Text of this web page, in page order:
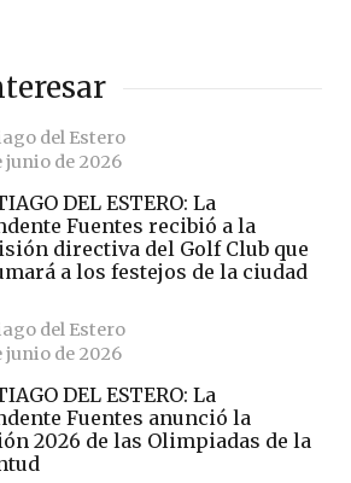
del Estero
junio de 2026
DEL ESTERO: La
Fuentes recibió a la
directiva del Golf Club que
a los festejos de la ciudad
del Estero
junio de 2026
DEL ESTERO: La
Fuentes anunció la
2026 de las Olimpiadas de la